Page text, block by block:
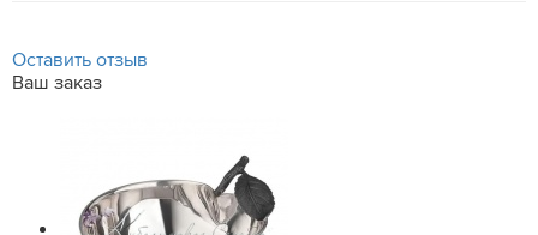
Оставить отзыв
Ваш заказ